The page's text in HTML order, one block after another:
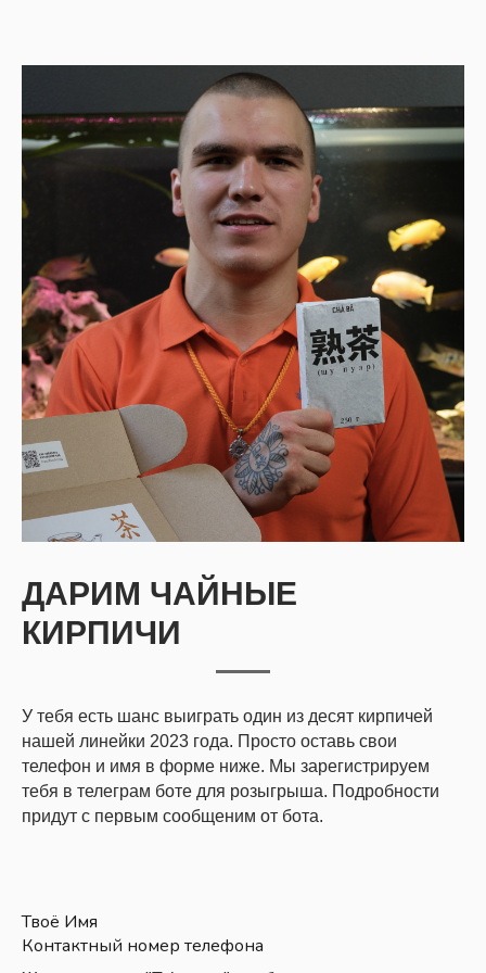
ДАРИМ ЧАЙНЫЕ
КИРПИЧИ
У тебя есть шанс выиграть один из десят кирпичей
нашей линейки 2023 года. Просто оставь свои
телефон и имя в форме ниже. Мы зарегистрируем
тебя в телеграм боте для розыгрыша. Подробности
придут с первым сообщеним от бота.
Твоё Имя
Контактный номер телефона